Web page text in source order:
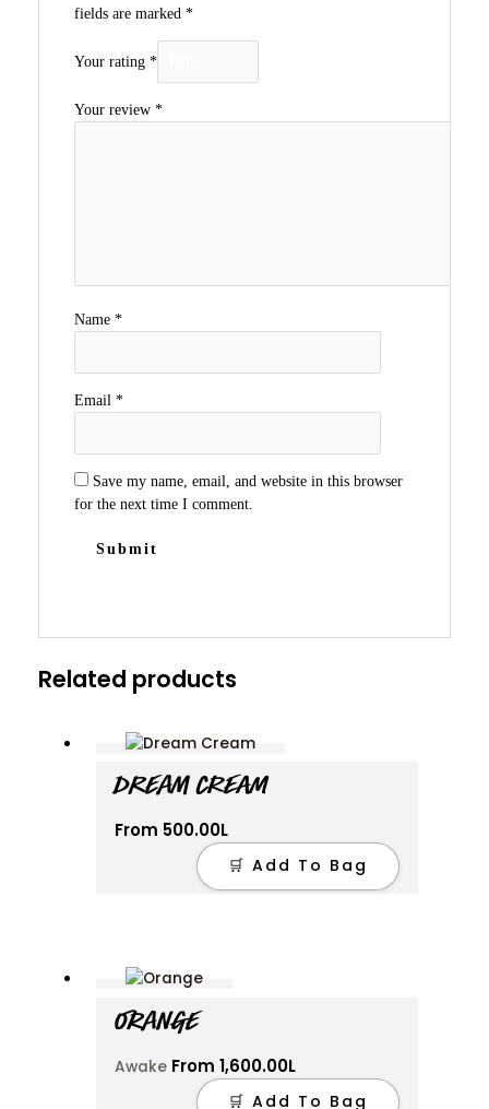
fields are marked *
Your rating *
Your review *
Name *
Email *
Save my name, email, and website in this browser
for the next time I comment.
Related products
DREAM CREAM
From 500.00L
🛒 Add To Bag
options
may
ORANGE
Awake From 1,600.00L
🛒 Add To Bag
options